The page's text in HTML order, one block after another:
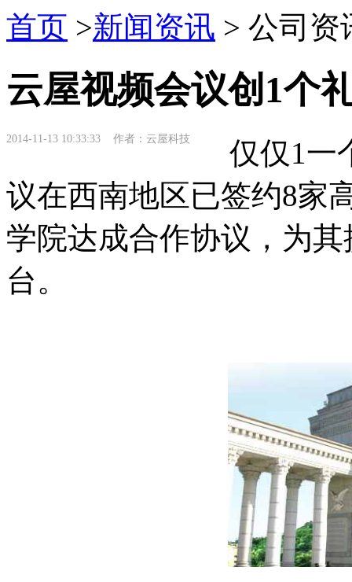
首页 >新闻资讯 > 公司资
云屋视频会议创1个
2014-11-13 10:33:33 作者：云屋科技
仅仅1一
议在西南地区已签约8家
学院达成合作协议，为
台。